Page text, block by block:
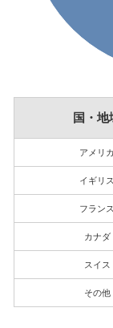
国・地
アメリカ
イギリス
フランス
カナダ
スイス
その他